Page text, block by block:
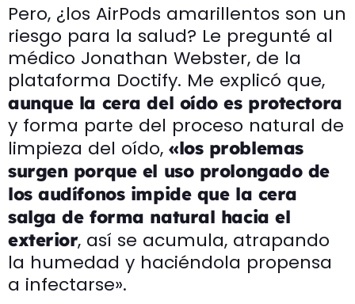
Pero, ¿los AirPods amarillentos son un
riesgo para la salud? Le pregunté al
médico Jonathan Webster, de la
plataforma Doctify. Me explicó que,
aunque la cera del oído es protectora
y forma parte del proceso natural de
limpieza del oído, «los problemas
surgen porque el uso prolongado de
los audífonos impide que la cera
salga de forma natural hacia el
exterior, así se acumula, atrapando
la humedad y haciéndola propensa
a infectarse».